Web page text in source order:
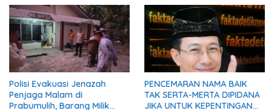
Polisi Evakuasi Jenazah
Penjaga Malam di
Prabumulih, Barang Milik
PENCEMARAN NAMA BAIK
TAK SERTA-MERTA DIPIDANA
JIKA UNTUK KEPENTINGAN